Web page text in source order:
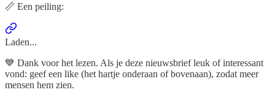
📏 Een peiling:
Laden...
💙 Dank voor het lezen. Als je deze nieuwsbrief leuk of interessant
vond: geef een like (het hartje onderaan of bovenaan), zodat meer
mensen hem zien.